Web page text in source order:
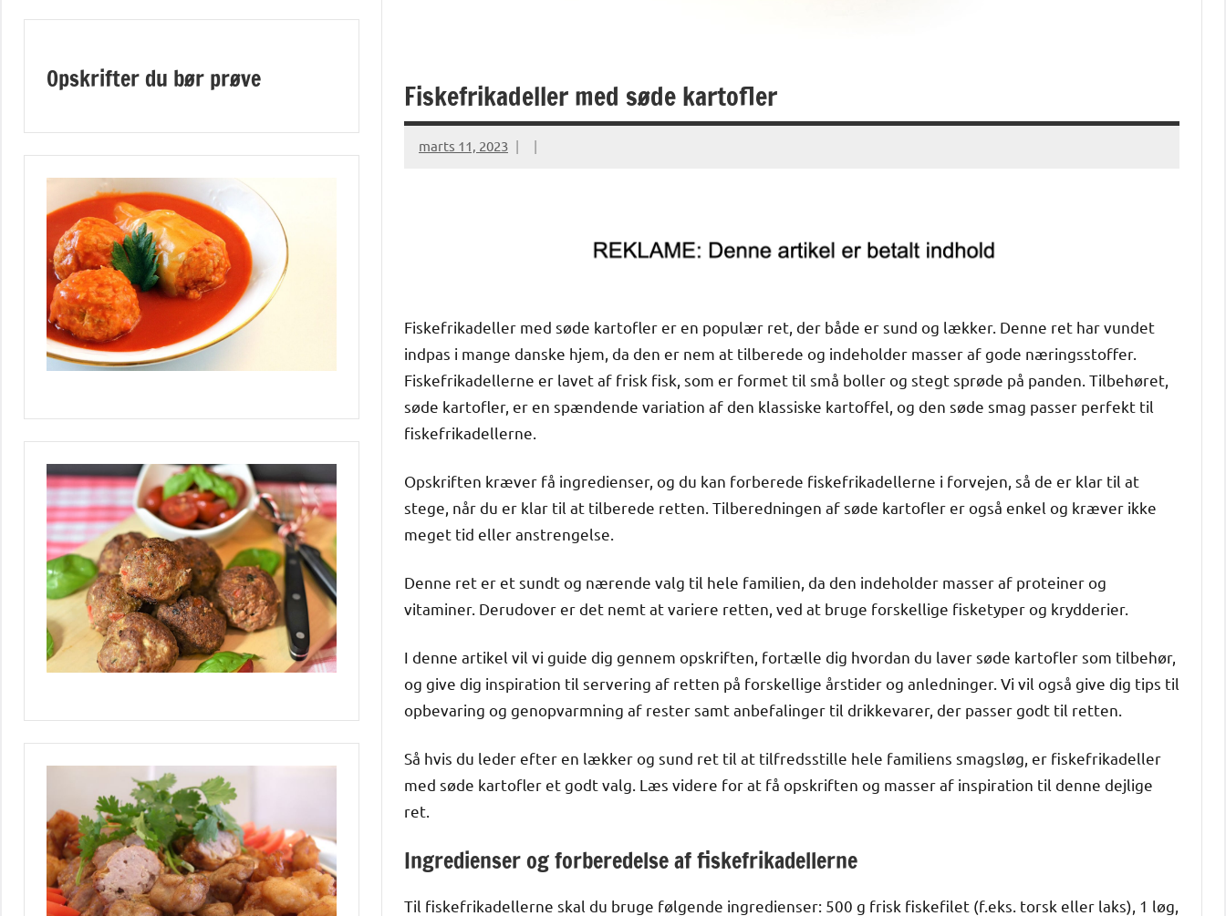
Fiskefrikadeller med søde kartofler
marts 11, 2023
Fiskefrikadeller med søde kartofler er en populær ret, der både er sund og lækker. Denne ret har vundet
indpas i mange danske hjem, da den er nem at tilberede og indeholder masser af gode næringsstoffer.
Fiskefrikadellerne er lavet af frisk fisk, som er formet til små boller og stegt sprøde på panden. Tilbehøret,
søde kartofler, er en spændende variation af den klassiske kartoffel, og den søde smag passer perfekt til
fiskefrikadellerne.
Opskriften kræver få ingredienser, og du kan forberede fiskefrikadellerne i forvejen, så de er klar til at
stege, når du er klar til at tilberede retten. Tilberedningen af søde kartofler er også enkel og kræver ikke
meget tid eller anstrengelse.
Denne ret er et sundt og nærende valg til hele familien, da den indeholder masser af proteiner og
vitaminer. Derudover er det nemt at variere retten, ved at bruge forskellige fisketyper og krydderier.
I denne artikel vil vi guide dig gennem opskriften, fortælle dig hvordan du laver søde kartofler som tilbehør,
og give dig inspiration til servering af retten på forskellige årstider og anledninger. Vi vil også give dig tips til
opbevaring og genopvarmning af rester samt anbefalinger til drikkevarer, der passer godt til retten.
Så hvis du leder efter en lækker og sund ret til at tilfredsstille hele familiens smagsløg, er fiskefrikadeller
med søde kartofler et godt valg. Læs videre for at få opskriften og masser af inspiration til denne dejlige
ret.
Ingredienser og forberedelse af fiskefrikadellerne
Til fiskefrikadellerne skal du bruge følgende ingredienser: 500 g frisk fiskefilet (f.eks. torsk eller laks), 1 løg,
Opskrifter du bør prøve